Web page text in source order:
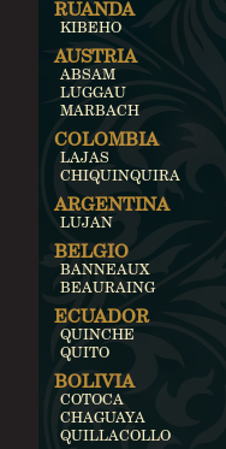
RUANDA
KIBEHO
AUSTRIA
ABSAM
LUGGAU
MARBACH
COLOMBIA
LAJAS
CHIQUINQUIRA
ARGENTINA
LUJAN
BELGIO
BANNEAUX
BEAURAING
ECUADOR
QUINCHE
QUITO
BOLIVIA
COTOCA
CHAGUAYA
QUILLACOLLO